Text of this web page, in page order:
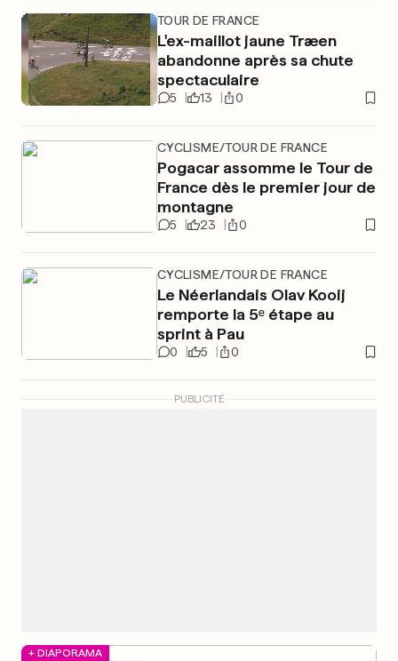
TOUR DE FRANCE
L'ex-maillot jaune Træen
abandonne après sa chute
spectaculaire
5 13 0
CYCLISME/TOUR DE FRANCE
Pogacar assomme le Tour de
France dès le premier jour de
montagne
5 23 0
CYCLISME/TOUR DE FRANCE
Le Néerlandais Olav Kooij
remporte la 5ᵉ étape au
sprint à Pau
0 5 0
PUBLICITÉ
+ DIAPORAMA